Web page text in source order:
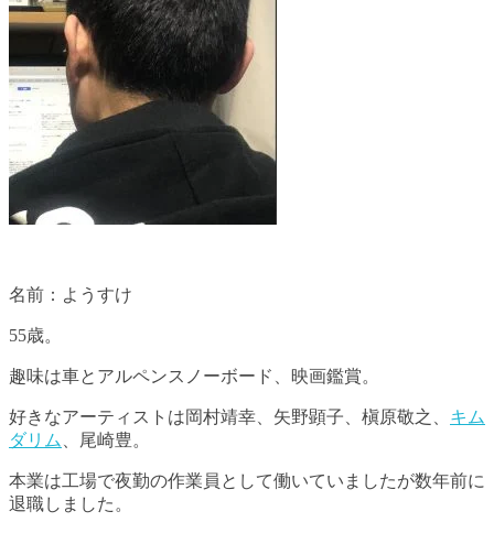
名前：ようすけ
55歳。
趣味は車とアルペンスノーボード、映画鑑賞。
好きなアーティストは岡村靖幸、矢野顕子、槇原敬之、 キム
ダリム
、尾崎豊。
本業は工場で夜勤の作業員として働いていましたが数年前に
退職しました。